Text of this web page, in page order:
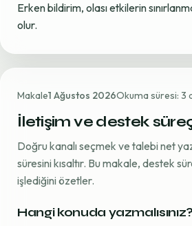
Erken bildirim, olası etkilerin
olur.
Makale1 Ağustos 2026Okuma süresi: 3
İletişim ve destek
Doğru kanalı seçmek ve talebi net
süresini kısaltır. Bu makale, destek
işlediğini özetler.
Hangi konuda yazmalısınız?